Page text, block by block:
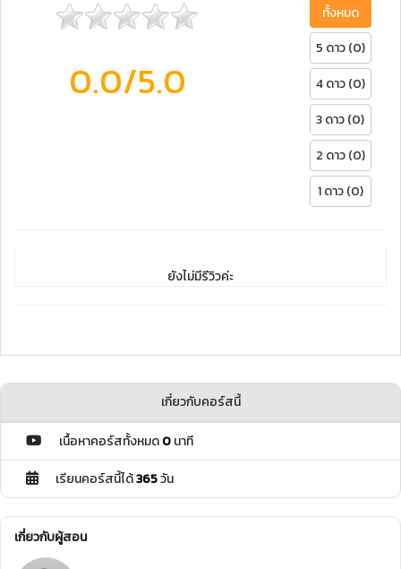
0.0/5.0
ทั้งหมด
5 ดาว (0)
4 ดาว (0)
3 ดาว (0)
2 ดาว (0)
1 ดาว (0)
ยังไม่มีรีวิวค่ะ
เกี่ยวกับคอร์สนี้
เนื้อหาคอร์สทั้งหมด0นาที
เรียนคอร์สนี้ได้365วัน
เกี่ยวกับผู้สอน